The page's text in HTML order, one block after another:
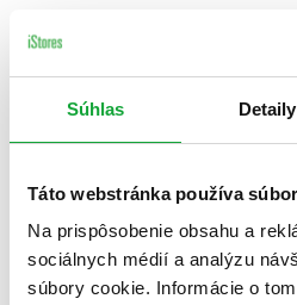
Súhlas Detaily
Táto webstránka používa
Na prispôsobenie obsahu a
sociálnych médií a analýzu
súbory cookie. Informácie o